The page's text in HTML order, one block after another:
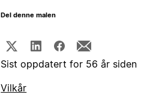
Del denne malen
Sist oppdatert for 56 år siden
Vilkår